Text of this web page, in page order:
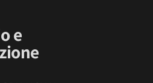
e
zione